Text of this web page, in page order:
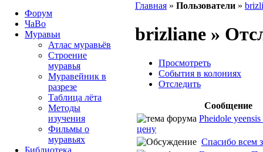
Главная » Пользователи »
brizliane »
Просмотреть
События в колониях
Отследить
Сообщение
Pheidole
цену
Спасибо всем
Форум
ЧаВо
Муравьи
Атлас муравьёв
Строение
муравья
Муравейник в
разрезе
Таблица лёта
Методы
изучения
Фильмы о
муравьях
Библиотека